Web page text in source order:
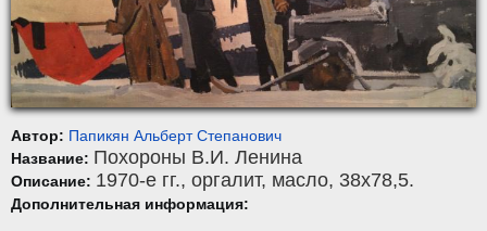
Автор: Папикян Альберт Степанович
Название: Похороны В.И. Ленина
Описание: 1970-е гг., оргалит, масло, 38x78,5.
Дополнительная информация: